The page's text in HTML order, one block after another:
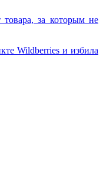
товара, за которым не
Wildberries и избила